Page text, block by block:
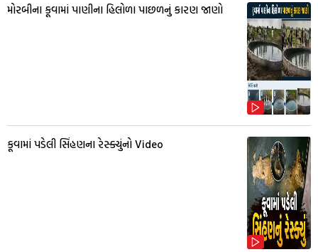
મોરબીના કૂવામાં પાણીના હિલોળા પાછળનું કારણ જાણો
કૂવામાં પડેલી સિંહણના રેસ્ક્યુંનો Video